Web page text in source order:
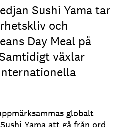
Sushi Yama tar
och
Day Meal på
växlar
globalt
Yama att gå från ord